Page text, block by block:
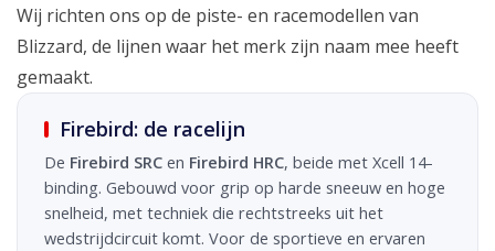
Wij richten ons op de piste- en racemodellen van
Blizzard, de lijnen waar het merk zijn naam mee heeft
gemaakt.
Firebird: de racelijn
De Firebird SRC en Firebird HRC, beide met Xcell 14-
binding. Gebouwd voor grip op harde sneeuw en hoge
snelheid, met techniek die rechtstreeks uit het
wedstrijdcircuit komt. Voor de sportieve en ervaren